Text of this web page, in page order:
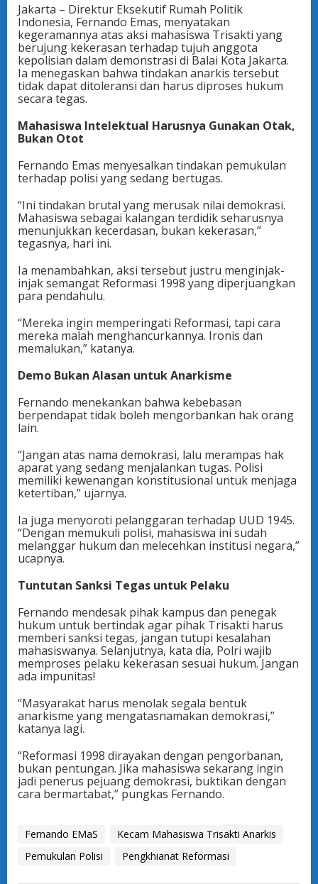
Jakarta – Direktur Eksekutif Rumah Politik
Indonesia, Fernando Emas, menyatakan
kegeramannya atas aksi mahasiswa Trisakti yang
berujung kekerasan terhadap tujuh anggota
kepolisian dalam demonstrasi di Balai Kota Jakarta.
Ia menegaskan bahwa tindakan anarkis tersebut
tidak dapat ditoleransi dan harus diproses hukum
secara tegas.
Mahasiswa Intelektual Harusnya Gunakan Otak,
Bukan Otot
Fernando Emas menyesalkan tindakan pemukulan
terhadap polisi yang sedang bertugas.
“Ini tindakan brutal yang merusak nilai demokrasi.
Mahasiswa sebagai kalangan terdidik seharusnya
menunjukkan kecerdasan, bukan kekerasan,”
tegasnya, hari ini.
Ia menambahkan, aksi tersebut justru menginjak-
injak semangat Reformasi 1998 yang diperjuangkan
para pendahulu.
“Mereka ingin memperingati Reformasi, tapi cara
mereka malah menghancurkannya. Ironis dan
memalukan,” katanya.
Demo Bukan Alasan untuk Anarkisme
Fernando menekankan bahwa kebebasan
berpendapat tidak boleh mengorbankan hak orang
lain.
“Jangan atas nama demokrasi, lalu merampas hak
aparat yang sedang menjalankan tugas. Polisi
memiliki kewenangan konstitusional untuk menjaga
ketertiban,” ujarnya.
Ia juga menyoroti pelanggaran terhadap UUD 1945.
“Dengan memukuli polisi, mahasiswa ini sudah
melanggar hukum dan melecehkan institusi negara,”
ucapnya.
Tuntutan Sanksi Tegas untuk Pelaku
Fernando mendesak pihak kampus dan penegak
hukum untuk bertindak agar pihak Trisakti harus
memberi sanksi tegas, jangan tutupi kesalahan
mahasiswanya. Selanjutnya, kata dia, Polri wajib
memproses pelaku kekerasan sesuai hukum. Jangan
ada impunitas!
“Masyarakat harus menolak segala bentuk
anarkisme yang mengatasnamakan demokrasi,”
katanya lagi.
“Reformasi 1998 dirayakan dengan pengorbanan,
bukan pentungan. Jika mahasiswa sekarang ingin
jadi penerus pejuang demokrasi, buktikan dengan
cara bermartabat,” pungkas Fernando.
Fernando EMaS
Kecam Mahasiswa Trisakti Anarkis
Pemukulan Polisi
Pengkhianat Reformasi